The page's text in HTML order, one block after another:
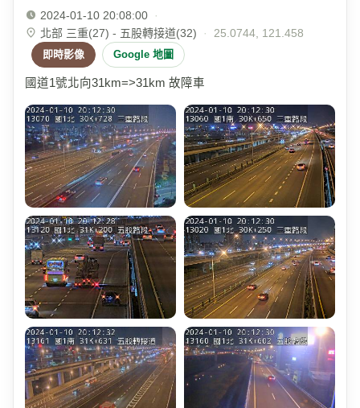
2024-01-10 20:08:00
·
北部 三重(27) - 五股轉接道(32)
· 25.0744, 121.458
即時影像 Google 地圖
國道1號北向31km=>31km 故障車